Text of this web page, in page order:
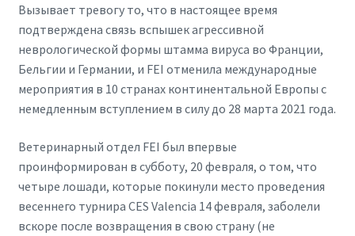
Вызывает тревогу то, что в настоящее время
подтверждена связь вспышек агрессивной
неврологической формы штамма вируса во Франции,
Бельгии и Германии, и FEI отменила международные
мероприятия в 10 странах континентальной Европы с
немедленным вступлением в силу до 28 марта 2021 года.
Ветеринарный отдел FEI был впервые
проинформирован в субботу, 20 февраля, о том, что
четыре лошади, которые покинули место проведения
весеннего турнира CES Valencia 14 февраля, заболели
вскоре после возвращения в свою страну (не